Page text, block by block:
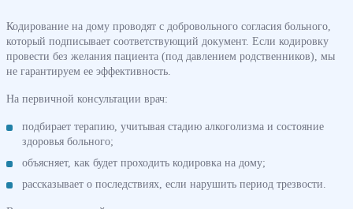
Кодирование на дому проводят с добровольного согласия больного,
который подписывает соответствующий документ. Если кодировку
провести без желания пациента (под давлением родственников), мы
не гарантируем ее эффективность.
На первичной консультации врач:
подбирает терапию, учитывая стадию алкоголизма и состояние
здоровья больного;
объясняет, как будет проходить кодировка на дому;
рассказывает о последствиях, если нарушить период трезвости.